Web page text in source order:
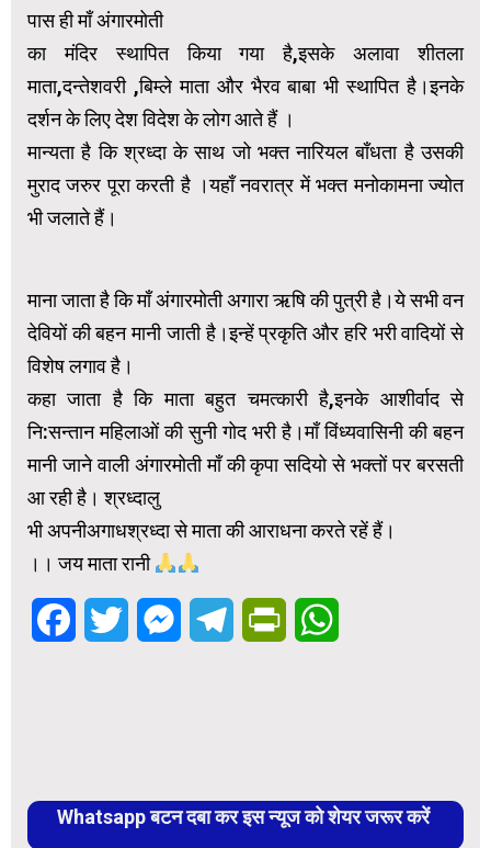
पास ही माँ अंगारमोती
का मंदिर स्थापित किया गया है,इसके अलावा शीतला
माता,दन्तेशवरी ,बिम्ले माता और भैरव बाबा भी स्थापित है।इनके
दर्शन के लिए देश विदेश के लोग आते हैं ।
मान्यता है कि श्रध्दा के साथ जो भक्त नारियल बाँधता है उसकी
मुराद जरुर पूरा करती है ।यहाँ नवरात्र में भक्त मनोकामना ज्योत
भी जलाते हैं।
माना जाता है कि माँ अंगारमोती अगारा ऋषि की पुत्री है।ये सभी वन
देवियों की बहन मानी जाती है।इन्हें प्रकृति और हरि भरी वादियों से
विशेष लगाव है।
कहा जाता है कि माता बहुत चमत्कारी है,इनके आशीर्वाद से
नि:सन्तान महिलाओं की सुनी गोद भरी है।माँ विंध्यवासिनी की बहन
मानी जाने वाली अंगारमोती माँ की कृपा सदियो से भक्तों पर बरसती
आ रही है। श्रध्दालु
भी अपनीअगाधश्रध्दा से माता की आराधना करते रहें हैं।
।। जय माता रानी
FacebookTwitter MessengerTelegramPrintFriendly
Whatsapp बटन दबा कर इस न्यूज को शेयर जरूर करें